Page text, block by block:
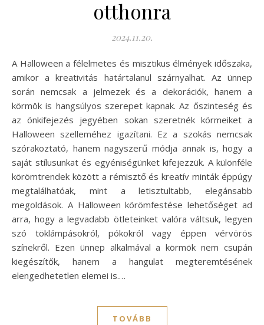
otthonra
2024.11.20.
A Halloween a félelmetes és misztikus élmények időszaka,
amikor a kreativitás határtalanul szárnyalhat. Az ünnep
során nemcsak a jelmezek és a dekorációk, hanem a
körmök is hangsúlyos szerepet kapnak. Az őszinteség és
az önkifejezés jegyében sokan szeretnék körmeiket a
Halloween szelleméhez igazítani. Ez a szokás nemcsak
szórakoztató, hanem nagyszerű módja annak is, hogy a
saját stílusunkat és egyéniségünket kifejezzük. A különféle
körömtrendek között a rémisztő és kreatív minták éppúgy
megtalálhatóak, mint a letisztultabb, elegánsabb
megoldások. A Halloween körömfestése lehetőséget ad
arra, hogy a legvadabb ötleteinket valóra váltsuk, legyen
szó töklámpásokról, pókokról vagy éppen vérvörös
színekről. Ezen ünnep alkalmával a körmök nem csupán
kiegészítők, hanem a hangulat megteremtésének
elengedhetetlen elemei is.…
TOVÁBB